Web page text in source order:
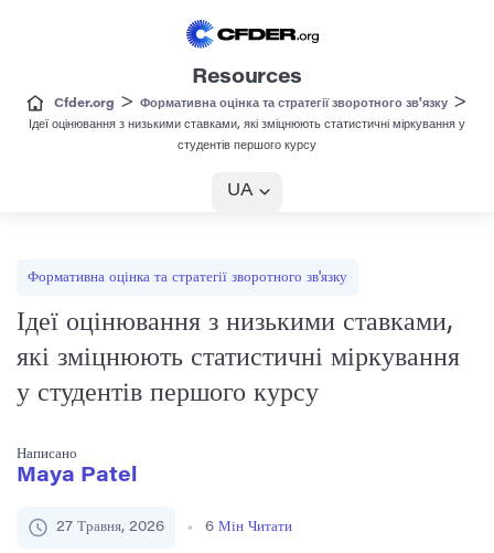
Resources
Cfder.org > Формативна оцінка та стратегії зворотного зв'язку >
Ідеї оцінювання з низькими ставками, які зміцнюють статистичні міркування у
студентів першого курсу
UA
Формативна оцінка та стратегії зворотного зв'язку
Ідеї оцінювання з низькими ставками,
які зміцнюють статистичні міркування
у студентів першого курсу
Написано
Maya Patel
27 Травня, 2026 6 Мін Читати